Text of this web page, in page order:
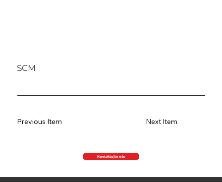
SCM
Kontaktujte nás
Previous Item Next Item